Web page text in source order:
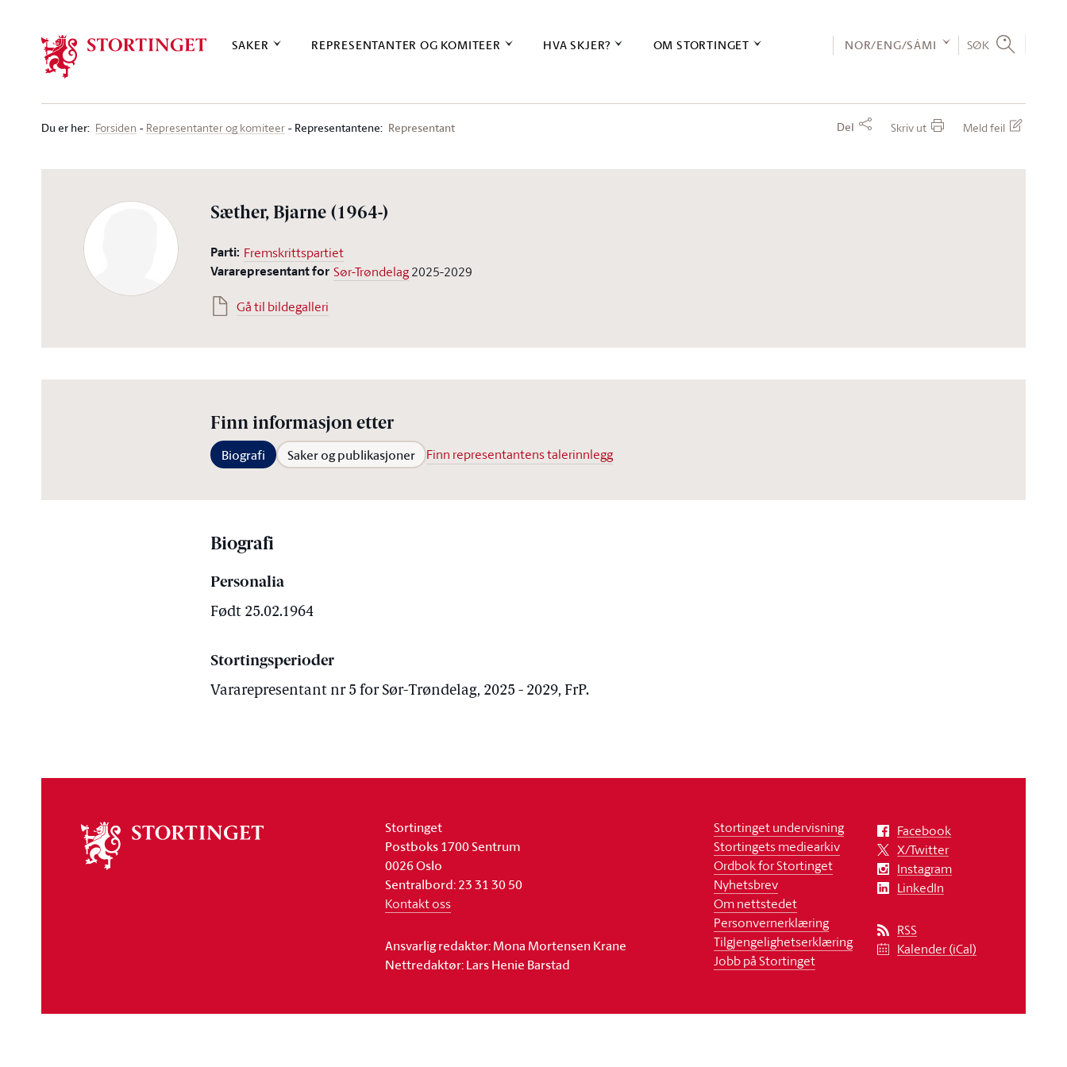
SAKER REPRESENTANTER OG KOMITEER HVA SKJER? OM STORTINGET NOR/ENG/SÁMI SØK
Du er her: Forsiden Representanter og komiteer Representantene: Representant Del Skriv ut Meld feil
Sæther, Bjarne (1964-)
Parti: Fremskrittspartiet
Vararepresentant for Sør-Trøndelag2025-2029
Gå til bildegalleri
Finn informasjon etter
Biografi Saker og publikasjoner Finn representantens talerinnlegg
Biografi
Personalia
Født 25.02.1964
Stortingsperioder
Vararepresentant nr 5 for Sør-Trøndelag, 2025 - 2029, FrP.
stortinget
Stortinget
Postboks 1700 Sentrum
0026 Oslo
Sentralbord: 23 31 30 50
Kontakt oss
Ansvarlig redaktør: Mona Mortensen Krane
Nettredaktør: Lars Henie Barstad
Stortinget undervisning
Stortingets mediearkiv
Ordbok for Stortinget
Nyhetsbrev
Om nettstedet
Personvernerklæring
Tilgjengelighetserklæring
Jobb på Stortinget
Facebook
X/Twitter
Instagram
LinkedIn
RSS
Kalender (iCal)